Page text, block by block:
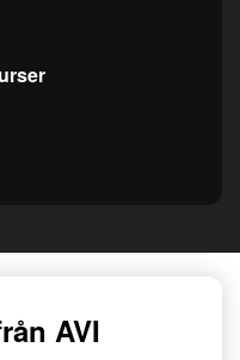
AVI